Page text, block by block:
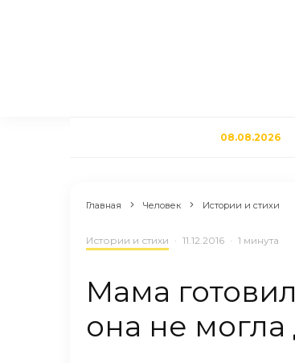
08.08.2026
Главная Человек Истории и стихи
Истории и стихи · 11.12.2016 · 1 минута
Мама
она не